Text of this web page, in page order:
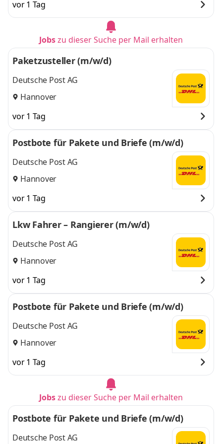
vor 1 Tag
Jobszu dieser Suche per Mail erhalten
Paketzusteller (m/w/d)
Deutsche Post AG
Hannover
vor 1 Tag
Postbote für Pakete und Briefe (m/w/d)
Deutsche Post AG
Hannover
vor 1 Tag
Lkw Fahrer – Rangierer (m/w/d)
Deutsche Post AG
Hannover
vor 1 Tag
Postbote für Pakete und Briefe (m/w/d)
Deutsche Post AG
Hannover
vor 1 Tag
Jobszu dieser Suche per Mail erhalten
Postbote für Pakete und Briefe (m/w/d)
Deutsche Post AG